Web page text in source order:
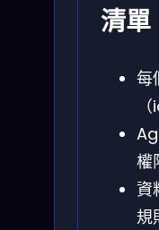
清單
每
權
資
規